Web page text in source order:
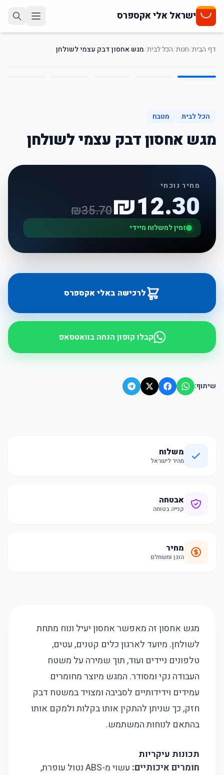
ישראל אלי אקספרס
דף הבית/חנות/הכל לבית/מגש אחסון דבק עצמי לשולחן
1
/
5
הכל לבית מטבח
מגש אחסון דבק עצמי לשולחן
מחיר נוכחי
₪12.30
₪35.70
זמין למשלוח מיידי
לרכישה באלי אקספרס
קבלו קופון הנחה בוואטסאפ
שיתוף:
משלוח
מהיר לישראל
אבטחה
קנייה בטוחה
מחיר
הוגן ומשתלם
מגש אחסון זה מאפשר אחסון יעיל ונוח מתחת
לשולחן. מיועד לארגון כלים קטנים, עטים,
טלפונים ניידים ועוד, תוך שמירה על משטח
העבודה נקי ומסודר. המגש מיוצר מחומרים
עמידים וידידותיים לסביבה ומצויד במשטח דבק
חזק, כך שניתן להתקין אותו בקלות ולמקם אותו
בהתאם לנוחות המשתמש.
תכונות עיקריות
חומרים איכותיים:
עשוי מ-ABS נטול עופרת,